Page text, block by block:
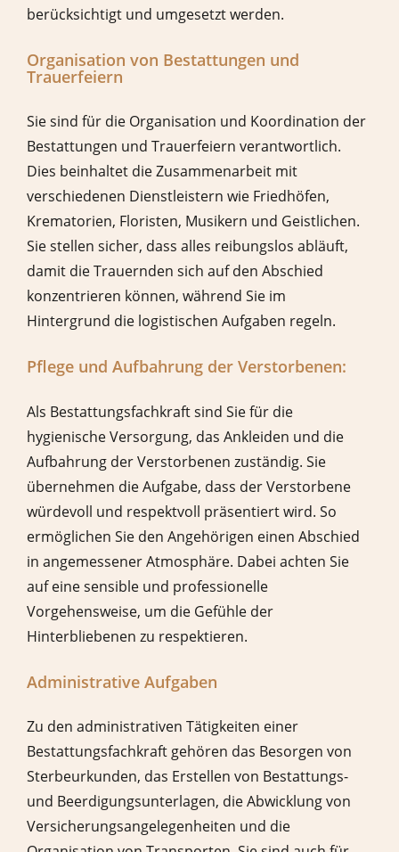
berücksichtigt und umgesetzt werden.
Organisation von Bestattungen und
Trauerfeiern
Sie sind für die Organisation und Koordination der
Bestattungen und Trauerfeiern verantwortlich.
Dies beinhaltet die Zusammenarbeit mit
verschiedenen Dienstleistern wie Friedhöfen,
Krematorien, Floristen, Musikern und Geistlichen.
Sie stellen sicher, dass alles reibungslos abläuft,
damit die Trauernden sich auf den Abschied
konzentrieren können, während Sie im
Hintergrund die logistischen Aufgaben regeln.
Pflege und Aufbahrung der Verstorbenen:
Als Bestattungsfachkraft sind Sie für die
hygienische Versorgung, das Ankleiden und die
Aufbahrung der Verstorbenen zuständig. Sie
übernehmen die Aufgabe, dass der Verstorbene
würdevoll und respektvoll präsentiert wird. So
ermöglichen Sie den Angehörigen einen Abschied
in angemessener Atmosphäre. Dabei achten Sie
auf eine sensible und professionelle
Vorgehensweise, um die Gefühle der
Hinterbliebenen zu respektieren.
Administrative Aufgaben
Zu den administrativen Tätigkeiten einer
Bestattungsfachkraft gehören das Besorgen von
Sterbeurkunden, das Erstellen von Bestattungs-
und Beerdigungsunterlagen, die Abwicklung von
Versicherungsangelegenheiten und die